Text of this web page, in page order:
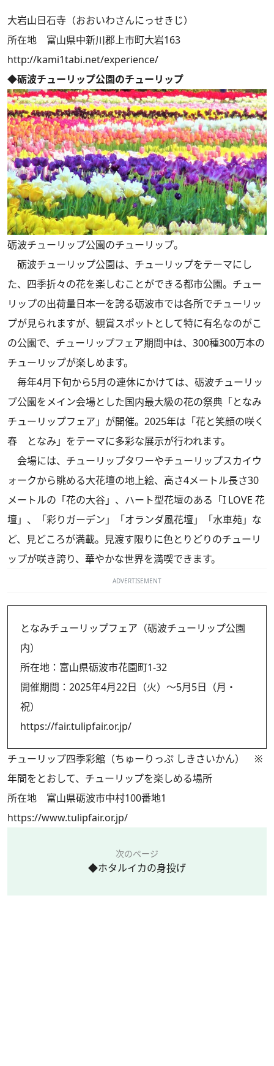
大岩山日石寺（おおいわさんにっせきじ）
所在地 富山県中新川郡上市町大岩163
http://kami1tabi.net/experience/
◆砺波チューリップ公園のチューリップ
砺波チューリップ公園のチューリップ。
砺波チューリップ公園は、チューリップをテーマにし
た、四季折々の花を楽しむことができる都市公園。チュー
リップの出荷量日本一を誇る砺波市では各所でチューリッ
プが見られますが、観賞スポットとして特に有名なのがこ
の公園で、チューリップフェア期間中は、300種300万本の
チューリップが楽しめます。
毎年4月下旬から5月の連休にかけては、砺波チューリッ
プ公園をメイン会場とした国内最大級の花の祭典「となみ
チューリップフェア」が開催。2025年は「花と笑顔の咲く
春 となみ」をテーマに多彩な展示が行われます。
会場には、チューリップタワーやチューリップスカイウ
ォークから眺める大花壇の地上絵、高さ4メートル長さ30
メートルの「花の大谷」、ハート型花壇のある「I LOVE 花
壇」、「彩りガーデン」「オランダ風花壇」「水車苑」な
ど、見どころが満載。見渡す限りに色とりどりのチューリ
ップが咲き誇り、華やかな世界を満喫できます。
ADVERTISEMENT
となみチューリップフェア（砺波チューリップ公園
内）
所在地：富山県砺波市花園町1-32
開催期間：2025年4月22日（火）～5月5日（月・
祝）
https://fair.tulipfair.or.jp/
チューリップ四季彩館（ちゅーりっぷ しきさいかん） ※
年間をとおして、チューリップを楽しめる場所
所在地 富山県砺波市中村100番地1
https://www.tulipfair.or.jp/
次のページ
◆ホタルイカの身投げ